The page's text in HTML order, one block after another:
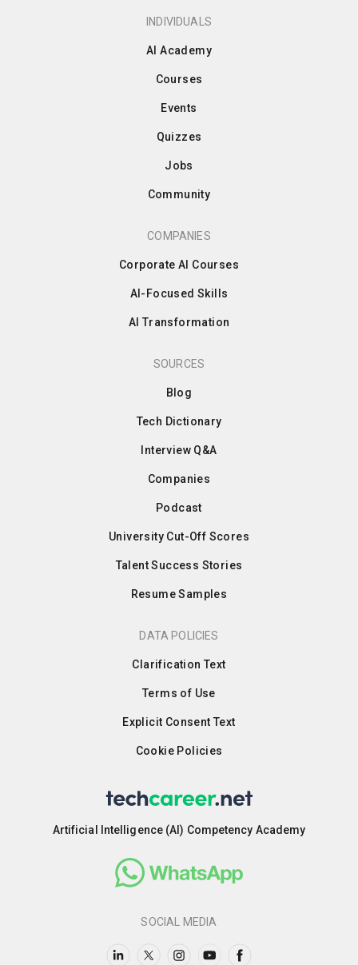
INDIVIDUALS
AI Academy
Courses
Events
Quizzes
Jobs
Community
COMPANIES
Corporate AI Courses
AI-Focused Skills
AI Transformation
SOURCES
Blog
Tech Dictionary
Interview Q&A
Companies
Podcast
University Cut-Off Scores
Talent Success Stories
Resume Samples
DATA POLICIES
Clarification Text
Terms of Use
Explicit Consent Text
Cookie Policies
Artificial Intelligence (AI) Competency Academy
SOCIAL MEDIA